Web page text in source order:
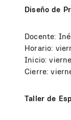
Diseño de
Docente:
Horario:
Inicio:
Cierre:
Taller de